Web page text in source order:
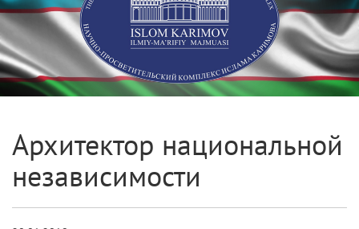
Архитектор национальной
независимости